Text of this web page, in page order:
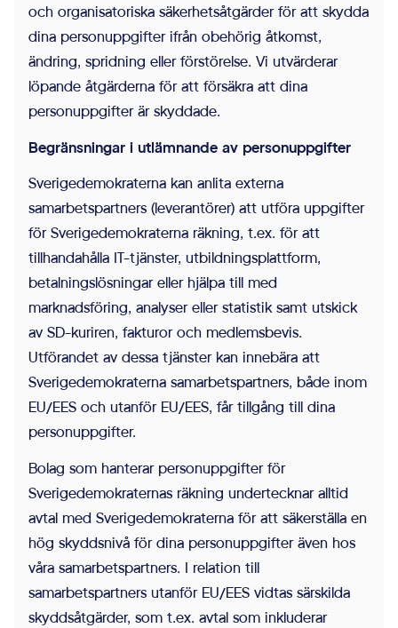
och organisatoriska säkerhetsåtgärder för att skydda
dina personuppgifter ifrån obehörig åtkomst,
ändring, spridning eller förstörelse. Vi utvärderar
löpande åtgärderna för att försäkra att dina
personuppgifter är skyddade.
Begränsningar i utlämnande av personuppgifter
Sverigedemokraterna kan anlita externa
samarbetspartners (leverantörer) att utföra uppgifter
för Sverigedemokraterna räkning, t.ex. för att
tillhandahålla IT-tjänster, utbildningsplattform,
betalningslösningar eller hjälpa till med
marknadsföring, analyser eller statistik samt utskick
av SD-kuriren, fakturor och medlemsbevis.
Utförandet av dessa tjänster kan innebära att
Sverigedemokraterna samarbetspartners, både inom
EU/EES och utanför EU/EES, får tillgång till dina
personuppgifter.
Bolag som hanterar personuppgifter för
Sverigedemokraternas räkning undertecknar alltid
avtal med Sverigedemokraterna för att säkerställa en
hög skyddsnivå för dina personuppgifter även hos
våra samarbetspartners. I relation till
samarbetspartners utanför EU/EES vidtas särskilda
skyddsåtgärder, som t.ex. avtal som inkluderar